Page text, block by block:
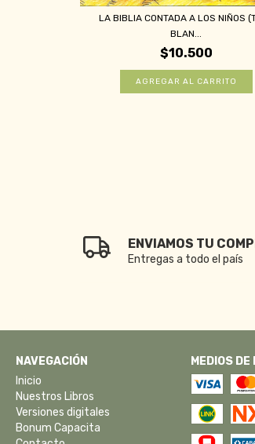
LA BIBLIA CONTADA A LOS NIÑOS
BLAN...
$10.500
ENVIAMOS TU
Entregas a todo el país
NAVEGACIÓN
Inicio
Nuestros Libros
Versiones digitales
Bonum Capacita
MEDIOS DE